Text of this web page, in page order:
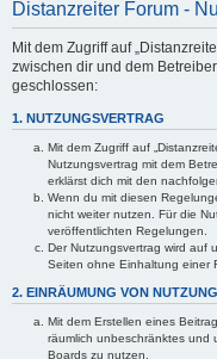
Distanzreiter Forum -
Mit dem Zugriff auf
zwischen dir und dem
geschlossen:
1. NUTZUNGSVERTRAG
Mit dem Zugriff auf
Nutzungsvertrag mit dem
erklärst dich mit den
Wenn du mit diesen
nicht weiter nutzen. Für die
veröffentlichten Regelungen.
Der Nutzungsvertrag wird auf
Seiten ohne Einhaltung einer
2. EINRÄUMUNG VON
Mit dem Erstellen eines
räumlich unbeschränktes und
Boards zu nutzen.